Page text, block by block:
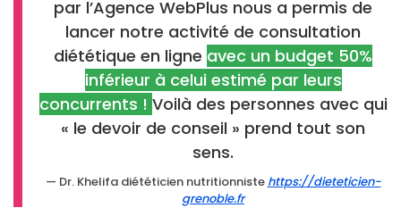
par l’Agence WebPlus nous a permis de
lancer notre activité de consultation
diététique en ligne avec un budget 50%
inférieur à celui estimé par leurs
concurrents ! Voilà des personnes avec qui
« le devoir de conseil » prend tout son
sens.
Dr. Khelifa diététicien nutritionniste https://dieteticien-
grenoble.fr